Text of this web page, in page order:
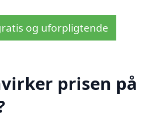
og uforpligtende
prisen på